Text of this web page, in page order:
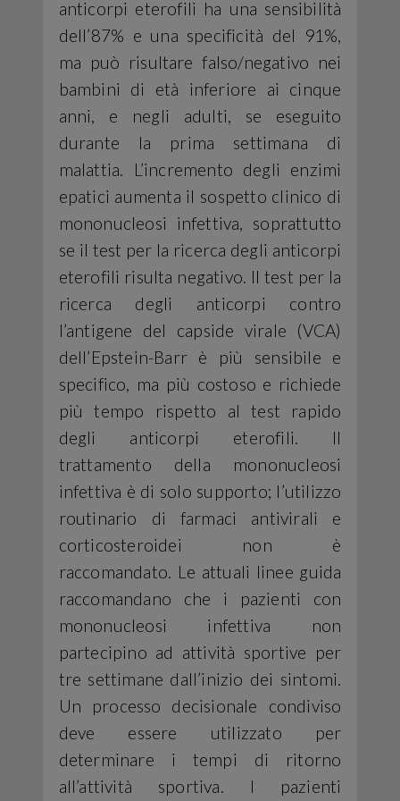
anticorpi eterofili ha una sensibilità
dell’87% e una specificità del 91%,
ma può risultare falso/negativo nei
bambini di età inferiore ai cinque
anni, e negli adulti, se eseguito
durante la prima settimana di
malattia. L’incremento degli enzimi
epatici aumenta il sospetto clinico di
mononucleosi infettiva, soprattutto
se il test per la ricerca degli anticorpi
eterofili risulta negativo. Il test per la
ricerca degli anticorpi contro
l’antigene del capside virale (VCA)
dell’Epstein-Barr è più sensibile e
specifico, ma più costoso e richiede
più tempo rispetto al test rapido
degli anticorpi eterofili. Il
trattamento della mononucleosi
infettiva è di solo supporto; l’utilizzo
routinario di farmaci antivirali e
corticosteroidei non è
raccomandato. Le attuali linee guida
raccomandano che i pazienti con
mononucleosi infettiva non
partecipino ad attività sportive per
tre settimane dall’inizio dei sintomi.
Un processo decisionale condiviso
deve essere utilizzato per
determinare i tempi di ritorno
all’attività sportiva. I pazienti